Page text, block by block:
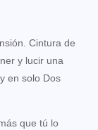
Cintura de
y lucir una
en solo Dos
que tú lo